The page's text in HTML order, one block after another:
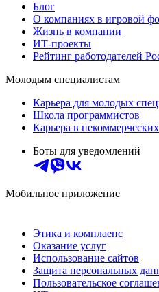
Блог
О компаниях в игровой
Жизнь в компании
ИТ-проекты
Рейтинг работодателей
Молодым специалистам
Карьера для молодых
Школа программистов
Карьера в
Боты для уведомлений
Мобильное приложение
Этика и комплаенс
Оказание услуг
Использование сайтов
Защита персональных
Пользовательское